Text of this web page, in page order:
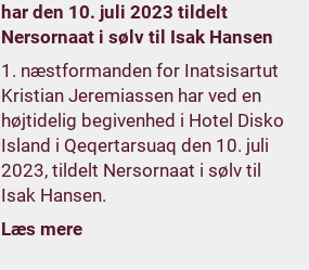
har den 10. juli 2023 tildelt
Nersornaat i sølv til Isak Hansen
1. næstformanden for Inatsisartut
Kristian Jeremiassen har ved en
højtidelig begivenhed i Hotel Disko
Island i Qeqertarsuaq den 10. juli
2023, tildelt Nersornaat i sølv til
Isak Hansen.
Læs mere